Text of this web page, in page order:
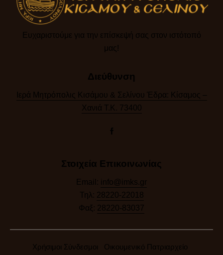
Ευχαριστούμε για την επίσκεψή σας στον ιστότοπό
μας!​
Διεύθυνση
Ιερά Μητρόπολις Κισάμου & Σελίνου Έδρα: Κίσαμος –
Χανιά Τ.Κ. 73400
Στοιχεία Επικοινωνίας
Email: info@imks.gr
Τηλ: 28220-22018
Φαξ: 28220-83037
Χρήσιμοι Σύνδεσμοι Οικουμενικό Πατριαρχείο